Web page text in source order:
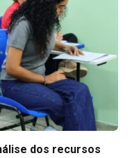
dos recursos